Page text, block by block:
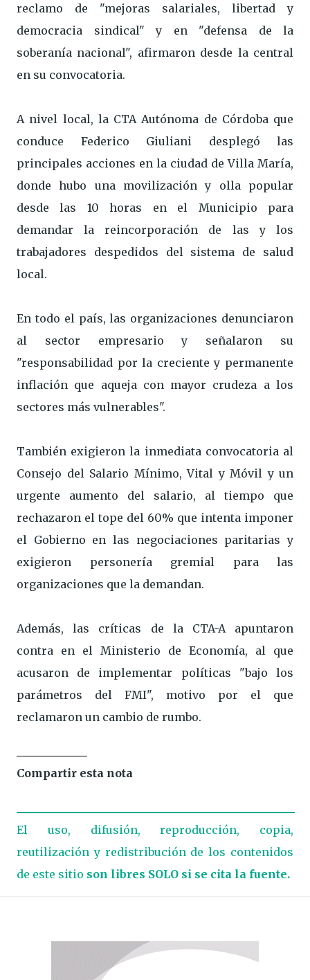
reclamo de "mejoras salariales, libertad y
democracia sindical" y en "defensa de la
soberanía nacional", afirmaron desde la central
en su convocatoria.
A nivel local, la CTA Autónoma de Córdoba que
conduce Federico Giuliani desplegó las
principales acciones en la ciudad de Villa María,
donde hubo una movilización y olla popular
desde las 10 horas en el Municipio para
demandar la reincorporación de las y los
trabajadores despedidos del sistema de salud
local.
En todo el país, las organizaciones denunciaron
al sector empresario y señalaron su
"responsabilidad por la creciente y permanente
inflación que aqueja con mayor crudeza a los
sectores más vulnerables".
También exigieron la inmediata convocatoria al
Consejo del Salario Mínimo, Vital y Móvil y un
urgente aumento del salario, al tiempo que
rechazaron el tope del 60% que intenta imponer
el Gobierno en las negociaciones paritarias y
exigieron personería gremial para las
organizaciones que la demandan.
Además, las críticas de la CTA-A apuntaron
contra en el Ministerio de Economía, al que
acusaron de implementar políticas "bajo los
parámetros del FMI", motivo por el que
reclamaron un cambio de rumbo.
Compartir esta nota
El uso, difusión, reproducción, copia,
reutilización y redistribución de los contenidos
de este sitio son libres SOLO si se cita la fuente.